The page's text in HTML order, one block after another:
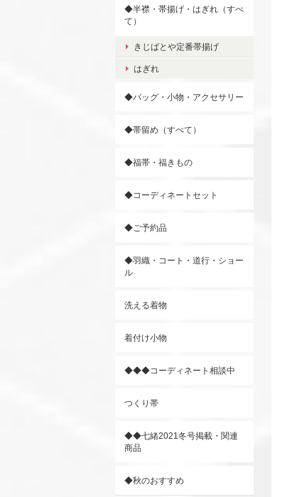
◆半襟・帯揚げ・はぎれ（すべ
て）
きじばとや定番帯揚げ
はぎれ
◆バッグ・小物・アクセサリー
◆帯留め（すべて）
◆福帯・福きもの
◆コーディネートセット
◆ご予約品
◆羽織・コート・道行・ショー
ル
洗える着物
着付け小物
◆◆◆コーディネート相談中
つくり帯
◆◆七緒2021冬号掲載・関連
商品
◆秋のおすすめ